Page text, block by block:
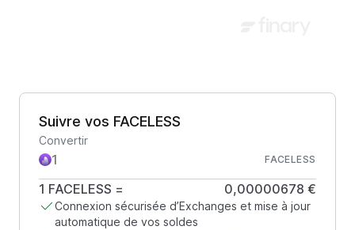
Suivre vos FACELESS
Convertir
FACELESS
1 FACELESS = 0,00000678 €
Connexion sécurisée d’Exchanges et mise à jour
automatique de vos soldes